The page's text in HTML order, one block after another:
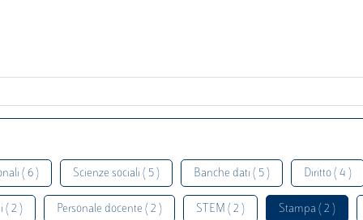
( 6 ) Scienze sociali ( 5 ) Banche dati ( 5 ) Diritto ( 4 )
( 2 ) Personale docente ( 2 ) STEM ( 2 ) Stampa ( 2 )